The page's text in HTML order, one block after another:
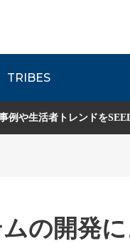
TRIBES
ート 流通レポ
ご紹介
例や生活者トレンドを
の開発